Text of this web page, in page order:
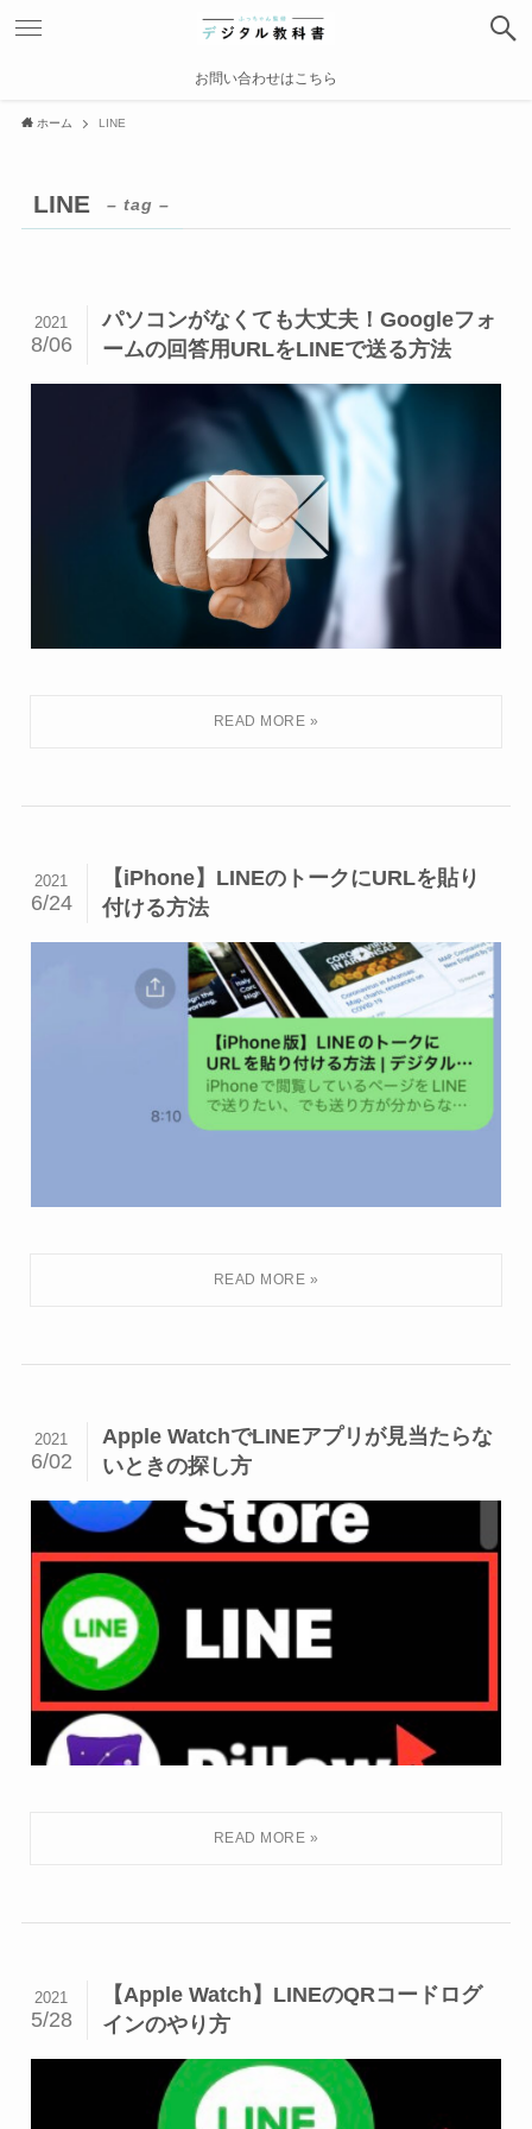
お問い合わせはこちら
ホーム LINE
LINE – tag –
パソコンがなくても大丈夫！Googleフォ
ームの回答用URLをLINEで送る方法
2021
8/06
【iPhone】LINEのトークにURLを貼り
付ける方法
2021
6/24
Apple WatchでLINEアプリが見当たらな
いときの探し方
2021
6/02
【Apple Watch】LINEのQRコードログ
インのやり方
2021
5/28